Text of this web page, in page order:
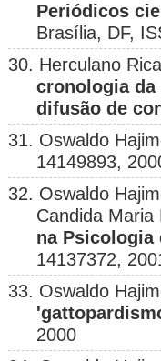
Periódicos
Brasília, DF,
30. Herculano
cronologia da
difusão de
31. Oswaldo
14149893,
32. Oswaldo
Candida
na Psicologia
14137372,
33. Oswaldo
2000